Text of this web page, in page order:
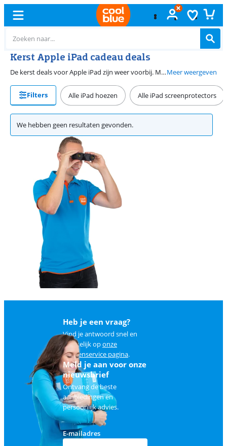
Kerst Apple iPad cadeau deals
De kerst deals voor Apple iPad zijn weer voorbij. Maar dit betekent niet dat er bij Coolblue geen aanbiedingen meer zijn. Bekijk onze Apple iPad deals voor de beste aanbiedingen. Apple iPad Pro en iPad Air zijn geschikt voor zwaardere taken zoals 3D games en fotobewerking. Apple iPad is ideaal voor simpele taken en series kijken. Er is altijd een iPad die het beste bij jou past.Meer weergeven
Filters Alle iPad hoezen Alle iPad screenprotectors
We hebben geen resultaten gevonden.
Heb je een vraag?
Vind je antwoord snel en
makkelijk oponze
klantenservice pagina.
Meld je aan voor onze
nieuwsbrief
Ontvang de beste
aanbiedingen en
persoonlijk advies.
E-mailadres